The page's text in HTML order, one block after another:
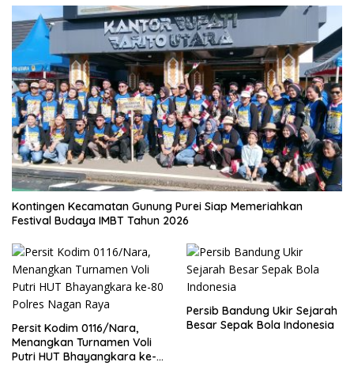
Kontingen Kecamatan Gunung Purei Siap Memeriahkan
Festival Budaya IMBT Tahun 2026
Persit Kodim 0116/Nara,
Menangkan Turnamen Voli
Putri HUT Bhayangkara ke-
Persib Bandung Ukir Sejarah
Besar Sepak Bola Indonesia